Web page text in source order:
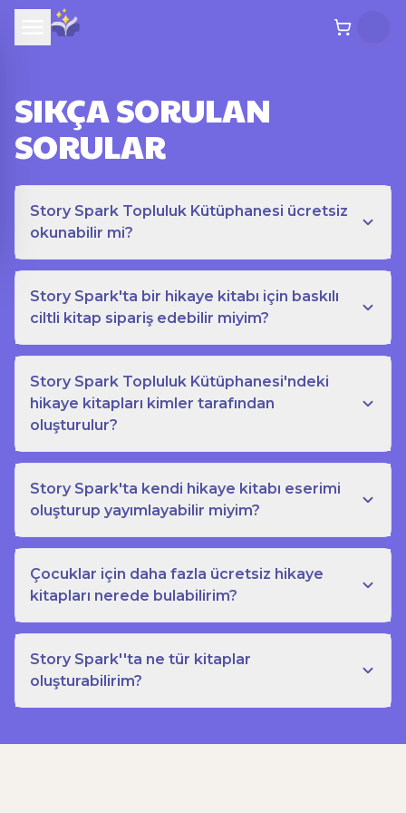
SIKÇA SORULAN
SORULAR
Story Spark Topluluk Kütüphanesi ücretsiz
okunabilir mi?
Story Spark'ta bir hikaye kitabı için baskılı
ciltli kitap sipariş edebilir miyim?
Story Spark Topluluk Kütüphanesi'ndeki
hikaye kitapları kimler tarafından
oluşturulur?
Story Spark'ta kendi hikaye kitabı eserimi
oluşturup yayımlayabilir miyim?
Çocuklar için daha fazla ücretsiz hikaye
kitapları nerede bulabilirim?
Story Spark''ta ne tür kitaplar
oluşturabilirim?